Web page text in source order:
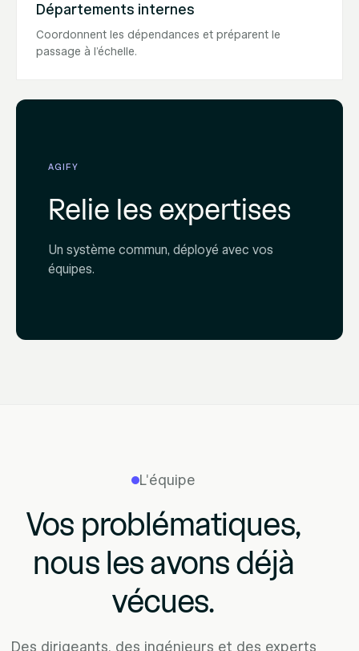
Départements internes
Coordonnent les dépendances et préparent le
passage à l’échelle.
AGIFY
Relie les expertises
Un système commun, déployé avec vos
équipes.
L'équipe
Vos problématiques,
nous les avons déjà
vécues.
Des dirigeants, des ingénieurs et des experts